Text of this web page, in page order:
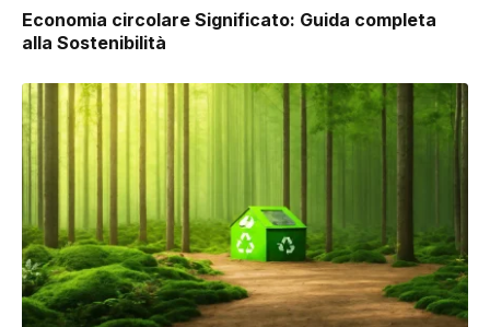
Economia circolare Significato: Guida completa
alla Sostenibilità